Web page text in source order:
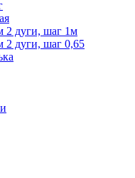
2 дуги, шаг 1м
дуги, шаг 0,65